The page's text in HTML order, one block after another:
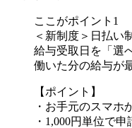
ここがポイント1
＜新制度＞日払い
給与受取日を「選
働いた分の給与が
【ポイント】
・お手元のスマホ
・1,000円単位で申